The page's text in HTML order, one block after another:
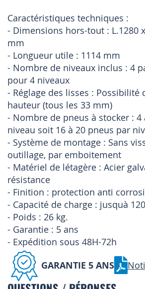
Caractéristiques techniques :
- Dimensions hors-tout : L.1280
mm
- Longueur utile : 1114 mm
- Nombre de niveaux inclus : 4
pour 4 niveaux
- Réglage des lisses : Possibilité
hauteur (tous les 33 mm)
- Nombre de pneus à stocker : 4
niveau soit 16 à 20 pneus par
- Système de montage : Sans
outillage, par emboitement
- Matériel de létagère : Acier
résistance
- Finition : protection anti
- Capacité de charge : jusquà
- Poids : 26 kg.
- Garantie : 5 ans
- Expédition sous 48H-72h
GARANTIE 5 ANS